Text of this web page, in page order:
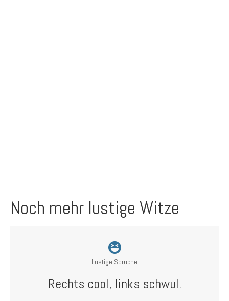
Noch mehr lustige Witze
Lustige Sprüche
Rechts cool, links schwul.